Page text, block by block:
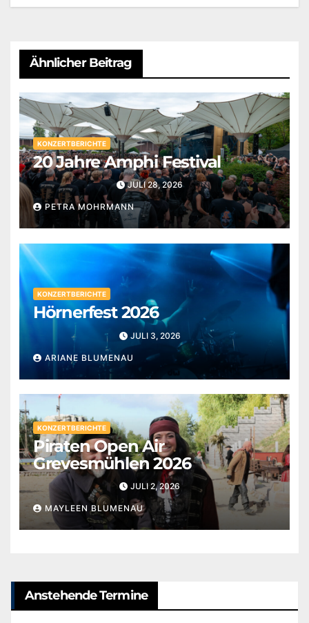
Ähnlicher Beitrag
KONZERTBERICHTE
20 Jahre Amphi Festival
JULI 28, 2026
PETRA MOHRMANN
KONZERTBERICHTE
Hörnerfest 2026
JULI 3, 2026
ARIANE BLUMENAU
KONZERTBERICHTE
Piraten Open Air
Grevesmühlen 2026
JULI 2, 2026
MAYLEEN BLUMENAU
Anstehende Termine